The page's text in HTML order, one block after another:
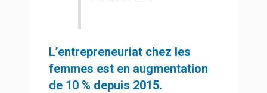
L’entrepreneuriat chez les
femmes est en augmentation
de 10 % depuis 2015.